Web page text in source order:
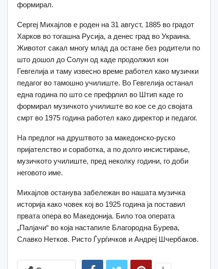
формирал.
Сергеј Михајлов е роден на 31 август, 1885 во градот
Харков во тогашна Русија, а денес град во Украина.
Животот сакал многу млад да остане без родители по
што дошол до Солун од каде продолжил кон
Гевгелија и таму извесно време работел како музички
педагог во тамошно училиште. Во Гевгелија останал
една година по што се префрлил во Штип каде го
формирал музичкото училиште во кое се до својата
смрт во 1975 година работел како директор и педагог.
На предлог на друштвото за македонско-руско
пријателство и соработка, а по долго инсистирање,
музичкото училиште, пред неколку години, го доби
неговото име.
Михајлов останува забележан во нашата музичка
историја како човек кој во 1925 година ја поставил
првата опера во Македонија. Било тоа операта
„Палјачи“ во која настапиле Благородна Бурева,
Славко Нетков. Ристо Ѓурѓичков и Андреј Шчербаков.